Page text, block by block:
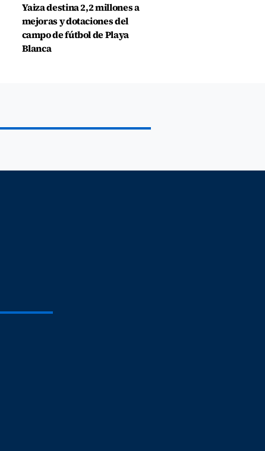
Yaiza destina 2,2 millones a
mejoras y dotaciones del
campo de fútbol de Playa
Blanca